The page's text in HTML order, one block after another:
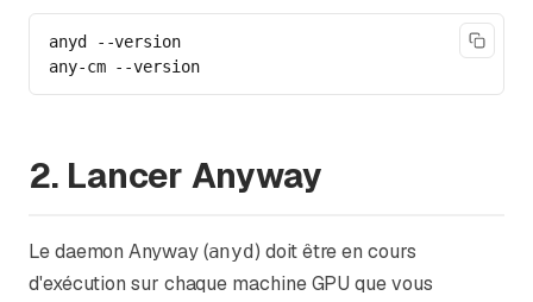
anyd --version
any-cm --version
2. Lancer Anyway
Le daemon Anyway (anyd ) doit être en cours
d'exécution sur chaque machine GPU que vous